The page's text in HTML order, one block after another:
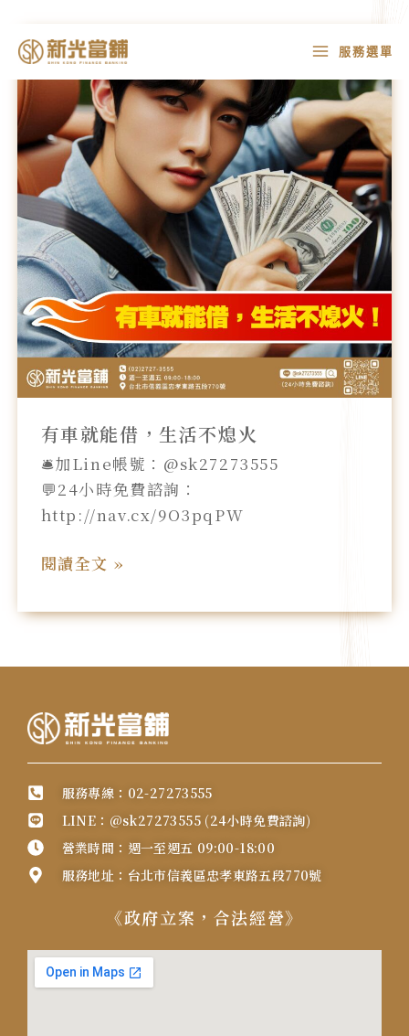
主
MAIN
MENU
服務選單
有車就能借，生活不熄火
🛎️加Line帳號：@sk27273555
💬24小時免費諮詢：
http://nav.cx/9O3pqPW
有
車
就
能
借，
生
活
熄
火
閱讀全文 »
服務專線：02-27273555
LINE：@sk27273555 (24小時免費諮詢)
營業時間：週一至週五 09:00-18:00
服務地址：台北市信義區忠孝東路五段770號
《政府立案，合法經營》